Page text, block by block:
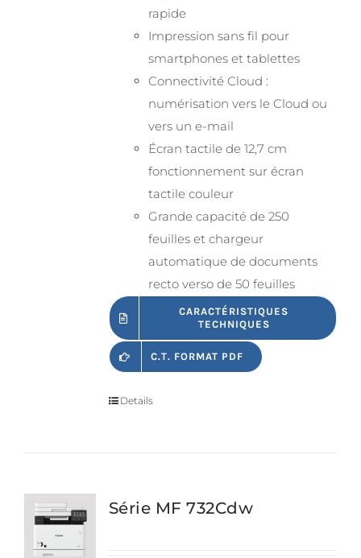
rapide
Impression sans fil pour
smartphones et tablettes
Connectivité Cloud :
numérisation vers le Cloud ou
vers un e-mail
Écran tactile de 12,7 cm
fonctionnement sur écran
tactile couleur
Grande capacité de 250
feuilles et chargeur
automatique de documents
recto verso de 50 feuilles
CARACTÉRISTIQUES
TECHNIQUES
C.T. FORMAT PDF
Details
Série MF 732Cdw